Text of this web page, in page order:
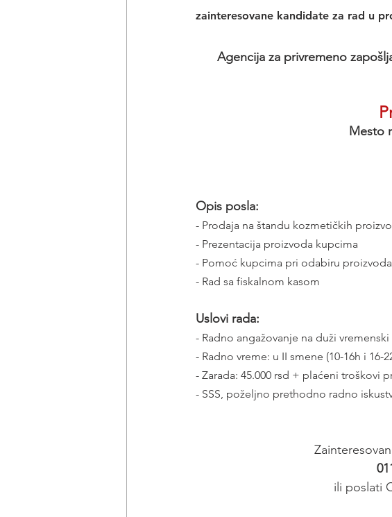
zainteresovane kandidate za rad u
Agencija za privremeno
Mesto
Opis posla:
- Prodaja na štandu kozmetičkih
- Prezentacija proizvoda kupcima
- Pomoć kupcima pri odabiru proizvoda
- Rad sa fiskalnom kasom
Uslovi rada:
- Radno angažovanje na duži
- Radno vreme: u II smene (10-16h i 16-
- Zarada: 45.000 rsd + plaćeni troškovi
- SSS, poželjno prethodno radno
ili poslati